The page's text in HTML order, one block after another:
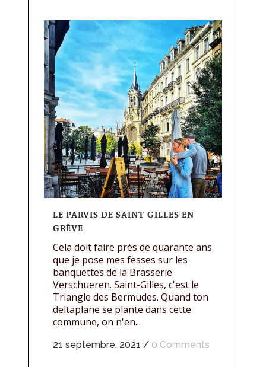
LE PARVIS DE SAINT-GILLES EN
GRÈVE
Cela doit faire près de quarante ans
que je pose mes fesses sur les
banquettes de la Brasserie
Verschueren. Saint-Gilles, c'est le
Triangle des Bermudes. Quand ton
deltaplane se plante dans cette
commune, on n'en...
21 septembre, 2021 / 0 Comments